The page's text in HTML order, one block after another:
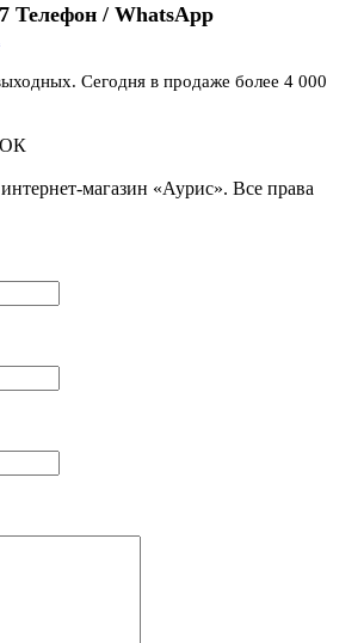
Телефон / WhatsApp
Сегодня в продаже более 4 000
магазин «Аурис». Все права